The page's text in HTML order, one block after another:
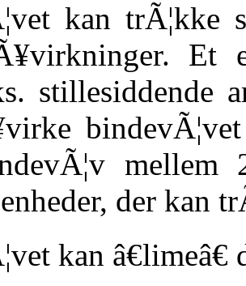
kan
Et
stillesiddende
der kan
kan